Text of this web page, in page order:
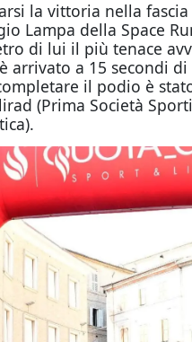
la vittoria nella
Lampa della Space
di lui il più tenace
arrivato a 15 secondi di
il podio è
(Prima Società